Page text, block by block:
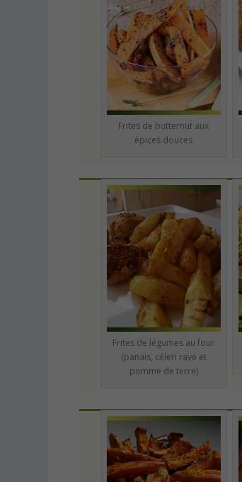
Frites de butternut aux
épices douces
Frites de légumes au four
(panais, céleri rave et
pomme de terre)